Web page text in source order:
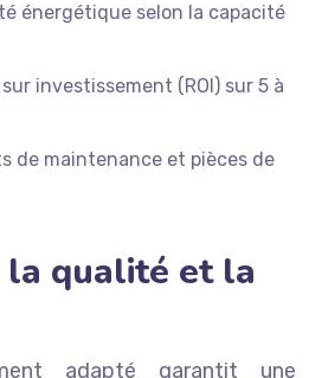
énergétique selon la capacité
investissement (ROI) sur 5 à
de maintenance et pièces de
qualité et la
adapté garantit une